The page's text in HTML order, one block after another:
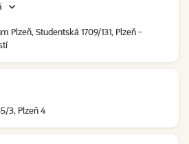
Plzeň, Studentská 1709/131, Plzeň -
3, Plzeň 4